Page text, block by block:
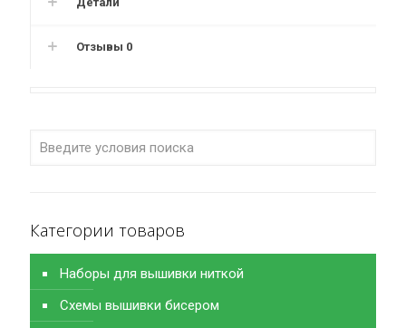
Отзывы 0
Категории товаров
Наборы для вышивки ниткой
Схемы вышивки бисером